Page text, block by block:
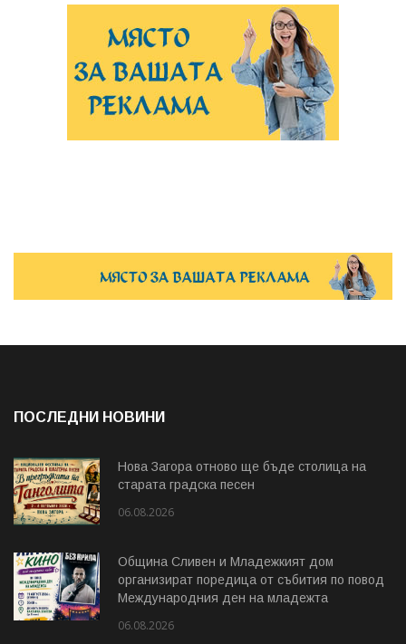
ПОСЛЕДНИ НОВИНИ
Нова Загора отново ще бъде столица на
старата градска песен
06.08.2026
Община Сливен и Младежкият дом
организират поредица от събития по повод
Международния ден на младежта
06.08.2026